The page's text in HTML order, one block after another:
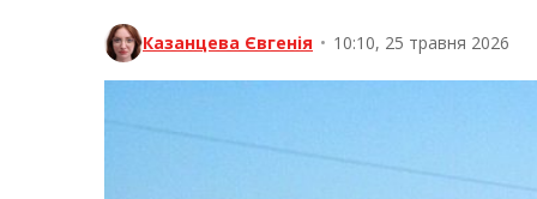
Казанцева Євгенія • 10:10, 25 травня 2026